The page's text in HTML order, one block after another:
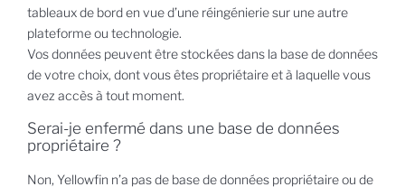
tableaux de bord en vue d’une réingénierie sur une autre
plateforme ou technologie.
Vos données peuvent être stockées dans la base de données
de votre choix, dont vous êtes propriétaire et à laquelle vous
avez accès à tout moment.
Serai-je enfermé dans une base de données
propriétaire ?
Non, Yellowfin n’a pas de base de données propriétaire ou de